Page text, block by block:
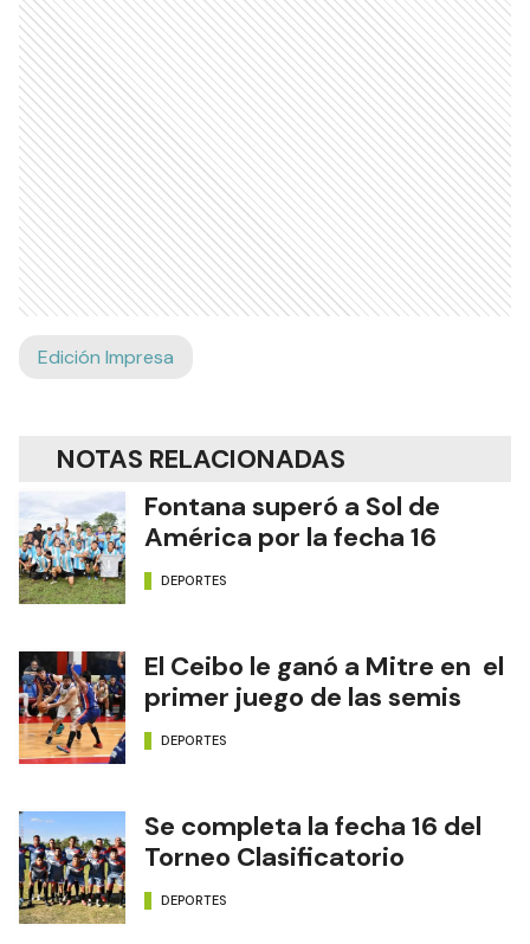
Edición Impresa
NOTAS RELACIONADAS
Fontana superó a Sol de
América por la fecha 16
DEPORTES
El Ceibo le ganó a Mitre en el
primer juego de las semis
DEPORTES
Se completa la fecha 16 del
Torneo Clasificatorio
DEPORTES